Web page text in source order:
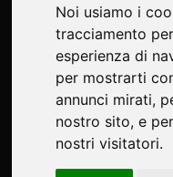
Noi usiamo i
tracciamento
esperienza di
per mostrarti
annunci mirati,
nostro sito, e
nostri visitatori.